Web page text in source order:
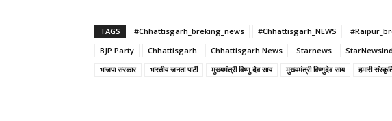
TAGS #Chhattisgarh_breking_news #Chhattisgarh_NEWS
BJP Party
Chhattisgarh Chhattisgarh News Starnews StarNewsind
भाजपा सरकार
भारतीय जनता पार्टी मुख्यमंत्री विष्णु देव साय मुख्यमंत्री विष्णुदेव साय हमारी